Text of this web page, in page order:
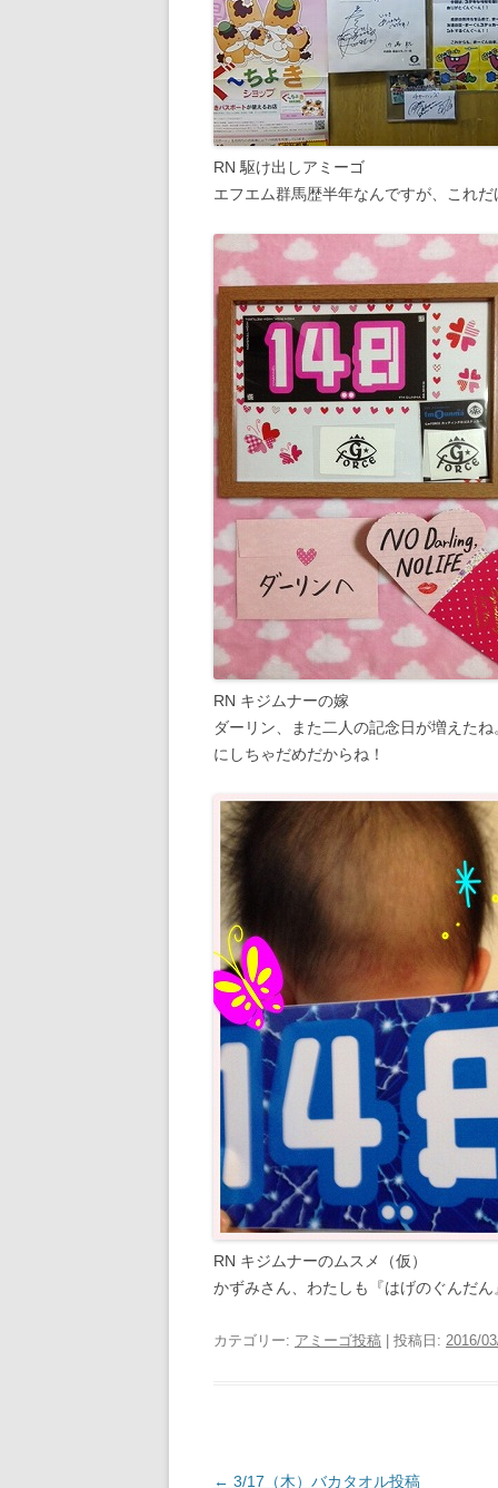
RN 駆け出しアミーゴ
エフエム群馬歴半年なんですが、これだ
RN キジムナーの嫁
ダーリン、また二人の記念日が増えた
にしちゃだめだからね！
RN キジムナーのムスメ（仮）
かずみさん、わたしも『はげのぐんだ
カテゴリー: アミーゴ投稿 | 投稿日: 2016/
投
← 3/17（木）バカタオル投稿